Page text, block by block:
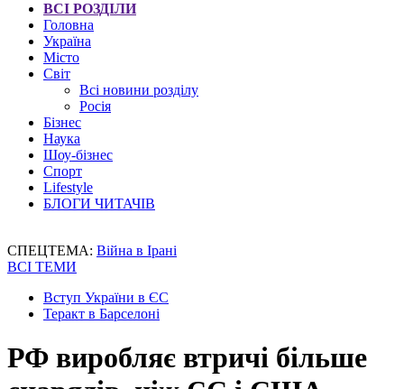
ВСІ РОЗДІЛИ
Головна
Україна
Місто
Світ
Всі новини розділу
Росія
Бізнес
Наука
Шоу-бізнес
Спорт
Lifestyle
БЛОГИ ЧИТАЧІВ
СПЕЦТЕМА: Війна в Ірані
ВСІ ТЕМИ
Вступ України в ЄС
Теракт в Барселоні
РФ виробляє втричі більше